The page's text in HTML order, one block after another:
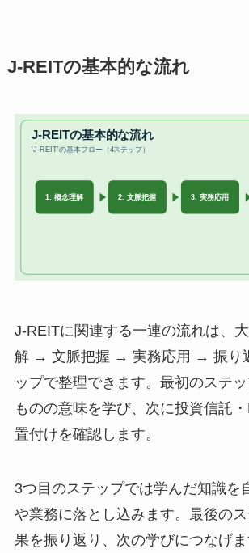
J-REITの基本的な流れ
J-REITに関連する一連の流れは、
解 → 文脈把握 → 実務応用 → 振り
ップで整理できます。最初のステ
ものの意味を学び、次に投資信託
置付けを確認します。
3つ目のステップでは学んだ知識を
や業務に落とし込みます。最後の
果を振り返り、次の学びにつなげま